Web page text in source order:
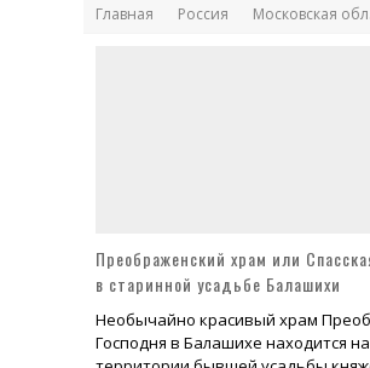
Церковь Феодора Стратилата на Антиохийском подворье в Москве
Главная Россия Московская обл.
Преображенский храм или
в старинной усадьбе Балашихи
Необычайно красивый храм
Господня в Балашихе находится на